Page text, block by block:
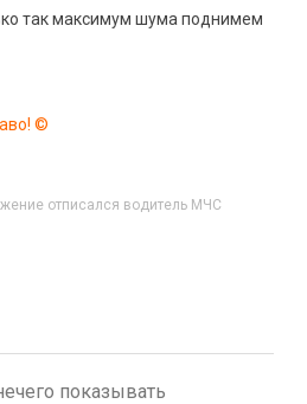
так максимум шума поднимем
©
отписался водитель МЧС
показывать